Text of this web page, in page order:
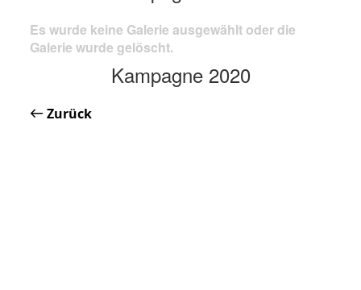
Es wurde keine Galerie ausgewählt oder die
Galerie wurde gelöscht.
Kampagne 2020
Zurück